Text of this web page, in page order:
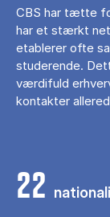
CBS har tætte
har et stærkt
etablerer ofte
studerende.
værdifuld
kontakter
22